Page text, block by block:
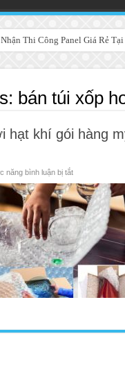
Nhận Thi Công Panel Giá Rẻ
bán túi xốp
hạt khí gói hàng
năng bình luận bị tắtở
xốp
hơi
hạt
khí
gói
hàng
mỹ
phẩm
online
linh
kiện
điện
thoại
tại